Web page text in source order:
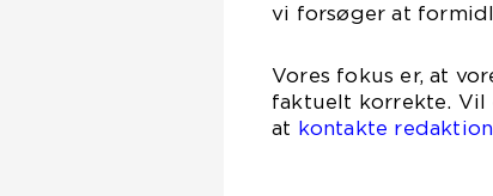
vi forsøger at
Vores fokus er, at
faktuelt korrekte. Vil
at kontakte